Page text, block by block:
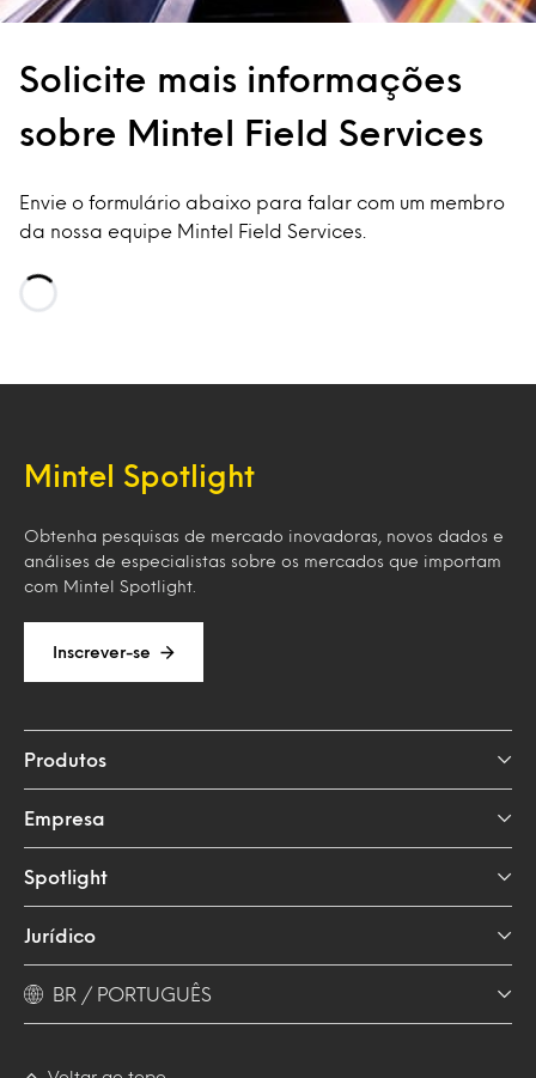
Solicite mais informações
sobre Mintel Field Services
Envie o formulário abaixo para falar com um membro
da nossa equipe Mintel Field Services.
Mintel Spotlight
Obtenha pesquisas de mercado inovadoras, novos dados e
análises de especialistas sobre os mercados que importam
com Mintel Spotlight.
Inscrever-se
Produtos
Empresa
Spotlight
Jurídico
BR / PORTUGUÊS